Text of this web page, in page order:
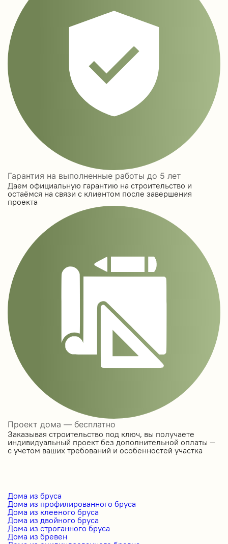
Гарантия на выполненные работы до 5 лет
Даем официальную гарантию на строительство и
остаёмся на связи с клиентом после завершения
проекта
Проект дома — бесплатно
Заказывая строительство под ключ, вы получаете
индивидуальный проект без дополнительной оплаты —
с учетом ваших требований и особенностей участка
Дома из бруса
Дома из профилированного бруса
Дома из клееного бруса
Дома из двойного бруса
Дома из строганного бруса
Дома из бревен